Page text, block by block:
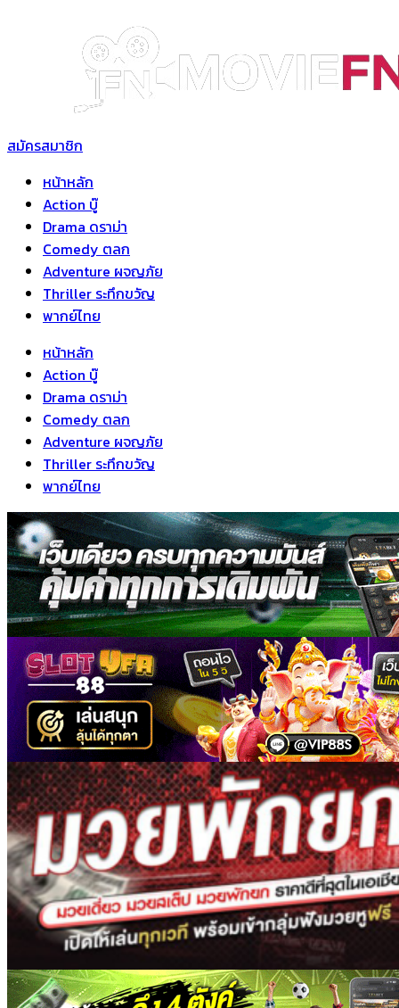
สมัครสมาชิก
หน้าหลัก
Action บู๊
Drama ดราม่า
Comedy ตลก
Adventure ผจญภัย
Thriller ระทึกขวัญ
พากย์ไทย
หน้าหลัก
Action บู๊
Drama ดราม่า
Comedy ตลก
Adventure ผจญภัย
Thriller ระทึกขวัญ
พากย์ไทย